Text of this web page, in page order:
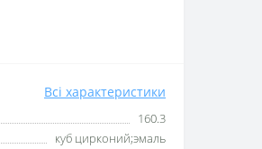
Всі характеристики
160.3
куб цирконий;эмаль